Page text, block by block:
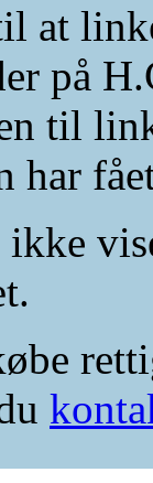
at
på
til
har